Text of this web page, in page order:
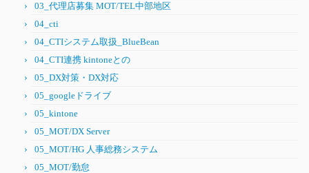
03_代理店募集 MOT/TEL中部地区
04_cti
04_CTIシステム取扱_BlueBean
04_CTI連携 kintoneとの
05_DX対策・DX対応
05_googleドライブ
05_kintone
05_MOT/DX Server
05_MOT/HG 人事総務システム
05_MOT/勤怠